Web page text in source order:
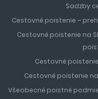
z celého sveta.
približne 60 minút.
je čarokrásny
pomarančovníkov,
nielen z Baleárských
Sadzby
Cestovné poistenie –
Cestovné poistenie na
Cestovné
Cestovné poistenie
Všeobecné poistné